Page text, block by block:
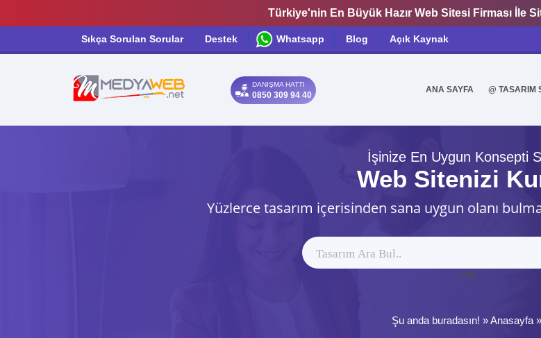
Türkiye'nin En Büyük Hazır Web Sitesi Firması İle
Sıkça Sorulan Sorular Destek Whatsapp Blog Açık Kaynak
DANIŞMA HATTI
0850 309 94 40
ANA SAYFA @ TASARIM
İşinize En Uygun Konsepti
Web Sitenizi
Yüzlerce tasarım içerisinden sana uygun olanı
ytag
Şu anda buradasın! »Anasayfa »